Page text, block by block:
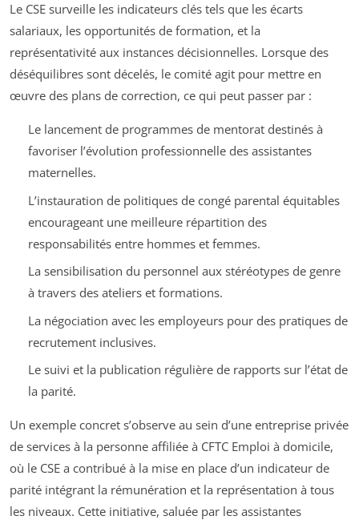
Le CSE surveille les indicateurs clés tels que les écarts
salariaux, les opportunités de formation, et la
représentativité aux instances décisionnelles. Lorsque des
déséquilibres sont décelés, le comité agit pour mettre en
œuvre des plans de correction, ce qui peut passer par :
Le lancement de programmes de mentorat destinés à
favoriser l’évolution professionnelle des assistantes
maternelles.
L’instauration de politiques de congé parental équitables
encourageant une meilleure répartition des
responsabilités entre hommes et femmes.
La sensibilisation du personnel aux stéréotypes de genre
à travers des ateliers et formations.
La négociation avec les employeurs pour des pratiques de
recrutement inclusives.
Le suivi et la publication régulière de rapports sur l’état de
la parité.
Un exemple concret s’observe au sein d’une entreprise privée
de services à la personne affiliée à CFTC Emploi à domicile,
où le CSE a contribué à la mise en place d’un indicateur de
parité intégrant la rémunération et la représentation à tous
les niveaux. Cette initiative, saluée par les assistantes